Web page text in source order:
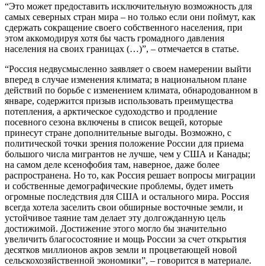
“Это может предоставить исключительную возможность для
самых северных стран мира – но только если они поймут, как
сдержать сокращение своего собственного населения, при
этом аккомодируя хотя бы часть громадного давления
населения на своих границах (…)”, – отмечается в статье.
“Россия недвусмысленно заявляет о своем намерении выйти
вперед в случае изменения климата; в национальном плане
действий по борьбе с изменением климата, обнародованном в
январе, содержится призыв использовать преимущества
потепления, а арктическое судоходство и продление
посевного сезона включены в список вещей, которые
принесут стране дополнительные выгоды. Возможно, с
политической точки зрения положение России для приема
большого числа мигрантов не лучше, чем у США и Канады;
на самом деле ксенофобия там, наверное, даже более
распространена. Но то, как Россия решает вопросы миграции
и собственные демографические проблемы, будет иметь
огромные последствия для США и остального мира. Россия
всегда хотела заселить свои обширные восточные земли, и
устойчивое таяние там делает эту долгожданную цель
достижимой. Достижение этого могло бы значительно
увеличить благосостояние и мощь России за счет открытия
десятков миллионов акров земли и процветающей новой
сельскохозяйственной экономики”, – говорится в материале.